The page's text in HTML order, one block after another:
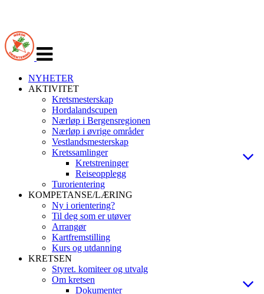
navigasjon
NYHETER
AKTIVITET
Kretsmesterskap
Hordalandscupen
Nærløp i Bergensregionen
Nærløp i øvrige områder
Vestlandsmesterskap
Kretssamlinger
Kretstreninger
Reiseopplegg
Turorientering
KOMPETANSE/LÆRING
Ny i orientering?
Til deg som er utøver
Arrangør
Kartfremstilling
Kurs og utdanning
KRETSEN
Styret. komiteer og utvalg
Om kretsen
Dokumenter